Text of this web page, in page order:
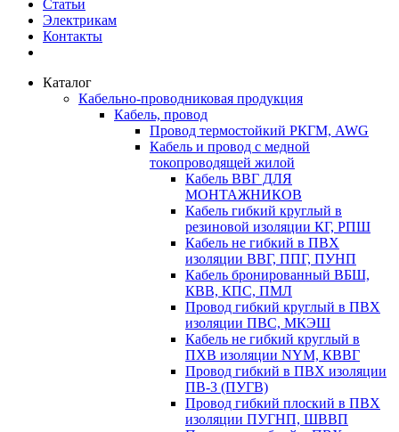
Статьи
Электрикам
Контакты
Каталог
Кабельно-проводниковая продукция
Кабель, провод
Провод термостойкий РКГМ, AWG
Кабель и провод с медной
токопроводящей жилой
Кабель ВВГ ДЛЯ
МОНТАЖНИКОВ
Кабель гибкий круглый в
резиновой изоляции КГ, РПШ
Кабель не гибкий в ПВХ
изоляции ВВГ, ППГ, ПУНП
Кабель бронированный ВБШ,
КВВ, КПС, ПМЛ
Провод гибкий круглый в ПВХ
изоляции ПВС, МКЭШ
Кабель не гибкий круглый в
ПХВ изоляции NYM, КВВГ
Провод гибкий в ПВХ изоляции
ПВ-3 (ПУГВ)
Провод гибкий плоский в ПВХ
изоляции ПУГНП, ШВВП